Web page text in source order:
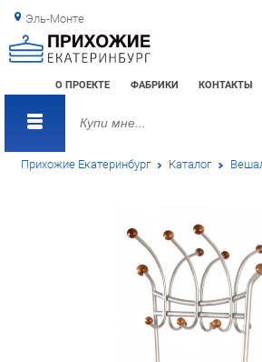
Эль-Монте
О ПРОЕКТЕ ФАБРИКИ КОНТАКТЫ
Прихожие Екатеринбург Каталог Вешалки